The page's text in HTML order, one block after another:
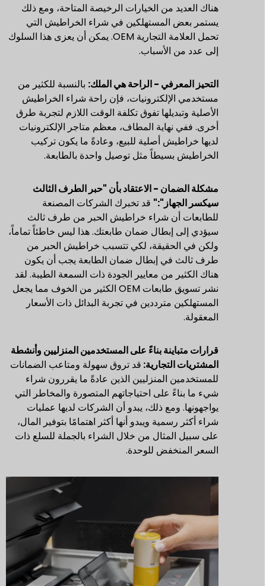
هناك العديد من الخيارات الرخيصة المتاحة، ومع ذلك
يستمر بعض المستهلكين في شراء الخراطيش التي
تحمل العلامة التجارية OEM. يمكن أن يعزى هذا السلوك
إلى عدد من الأسباب.
التحيز المعرفي - الراحة هي الملك:بالنسبة للكثير من
مستخدمي الإلكترونيات، فإن راحة شراء الخراطيش
الأصلية وتبديلها تفوق تكلفة الوقت اللازم لتجربة طرق
أخرى. ففي نهاية المطاف، معظم متاجر الإلكترونيات
لديها خراطيش أصلية للبيع، وعادةً ما يكون تركيب
الخراطيش بسيطاً مثل توصيل واحدة بالطابعة.
مشكلة الضمان - الاعتقاد بأن "حبر الطرف الثالث
سيكسر الجهاز":"قد تخبرك الشركات المصنعة
للطابعات أن شراء خراطيش الحبر من طرف ثالث
سيؤدي إلى إبطال ضمان طابعتك. هذا ليس خاطئاً تماماً،
ولكن في الحقيقة، لكي تتسبب خراطيش الحبر من
طرف ثالث في إبطال ضمان الطابعة يجب أن يكون
هناك الكثير من معايير الجودة ذات السمعة الطيبة. لقد
نشر تسويق طابعات OEM الكثير من الخوف مما يجعل
المستهلكين مترددين في تجربة البدائل ذات الأسعار
المعقولة.
قرارات متباينة بناءً على المستخدمين المنزليين وأنشطة
المشتريات التجارية: قد تروق سهولة ومتاعب الضمانات
للمستخدمين المنزليين الذين عادةً ما يقررون شراء
شيء ما بناءً على احتياجاتهم المتصورة والمخاطر التي
يواجهونها. ومع ذلك، يبدو أن الشركات لديها عمليات
شراء أكثر رسمية ويبدو أنها أكثر اهتمامًا بتوفير المال،
على سبيل المثال من خلال الشراء بالجملة للسلع ذات
السعر المنخفض للوحدة.